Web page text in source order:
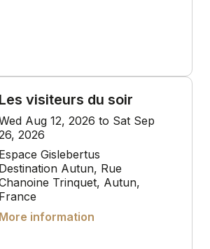
Les visiteurs du soir
Aug 12, 2026 to Sat Sep
2026
Espace Gislebertus
Destination Autun, Rue
Trinquet, Autun,
France
More information